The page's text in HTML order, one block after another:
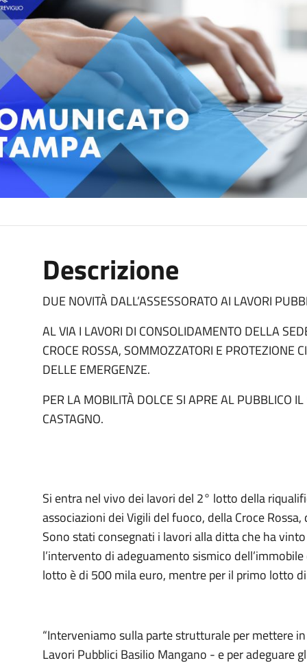
Descrizione
DUE NOVITÀ DALL’ASSESSORATO AI LAVORI
AL VIA I LAVORI DI CONSOLIDAMENTO DELLA
CROCE ROSSA, SOMMOZZATORI E PROTEZIONE
DELLE EMERGENZE.
PER LA MOBILITÀ DOLCE SI APRE AL PUBBLICO
CASTAGNO.
Si entra nel vivo dei lavori del 2° lotto della
associazioni dei Vigili del fuoco, della Croce
Sono stati consegnati i lavori alla ditta che ha
l’intervento di adeguamento sismico
lotto è di 500 mila euro, mentre per il primo lotto
“Interveniamo sulla parte strutturale per mettere
Lavori Pubblici Basilio Mangano - e per adeguare